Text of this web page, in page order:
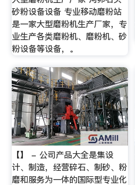
砂粉设备设备 专业移动磨粉站
是一家大型磨粉机生产厂家，专
业生产各类磨粉机、磨粉机、砂
粉设备等设备，。
【】 - 公司产品大全是集设
计、制造，经营碎石、制砂、粉
磨和服务为一体的国际型专业化